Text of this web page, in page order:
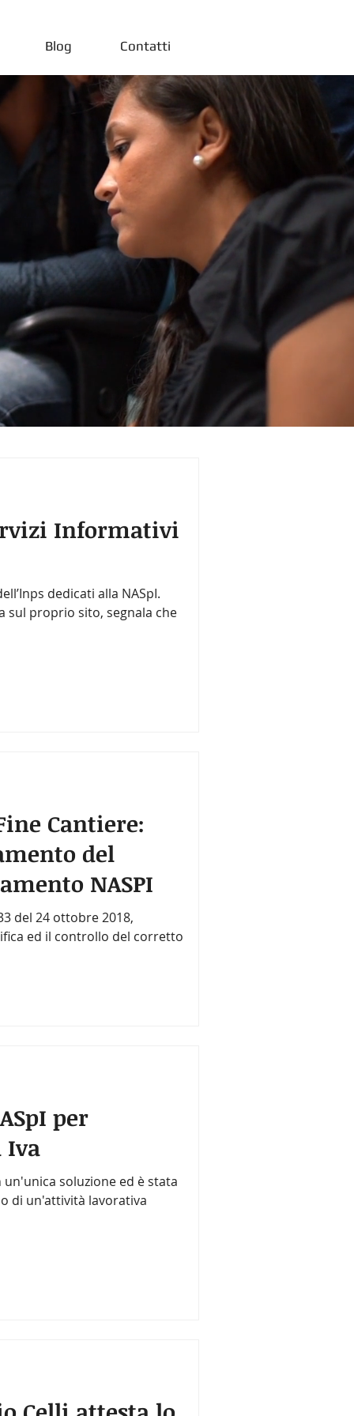
Blog Contatti
Informativi
dedicati alla NASpI.
sul proprio sito, segnala che
Cantiere:
del
NASPI
del 24 ottobre 2018,
ed il controllo del corretto
per
Iva
soluzione ed è stata
di un'attività lavorativa